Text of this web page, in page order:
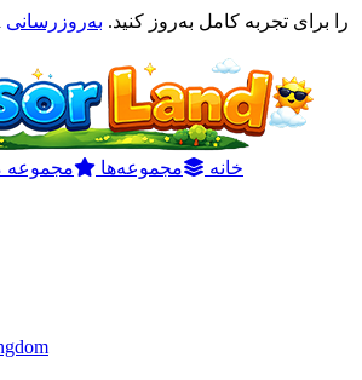
افزونه CursorLand را برای تجربه کامل به‌روز کنید. به‌روزرسانی
خانه مجموعه‌ها مجموعه